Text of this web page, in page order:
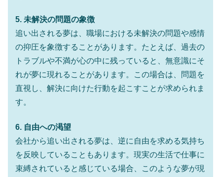
5. 未解決の問題の象徴
追い出される夢は、職場における未解決の問題や感情
の抑圧を象徴することがあります。たとえば、過去の
トラブルや不満が心の中に残っていると、無意識にそ
れが夢に現れることがあります。この場合は、問題を
直視し、解決に向けた行動を起こすことが求められま
す。
6. 自由への渇望
会社から追い出される夢は、逆に自由を求める気持ち
を反映していることもあります。現実の生活で仕事に
束縛されていると感じている場合、このような夢が現